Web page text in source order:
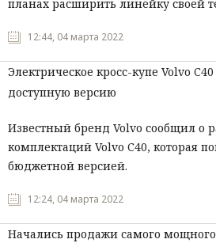
планах расширить линейку своей
12:44, 04 марта 2022
Электрическое кросс-купе Volvo
доступную версию
Известный бренд Volvo сообщил о
комплектаций Volvo C40, которая
бюджетной версией.
12:24, 04 марта 2022
Начались продажи самого мощного